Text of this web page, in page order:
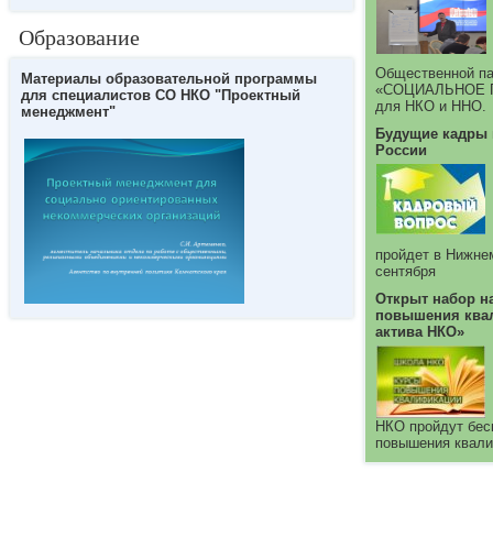
Образование
Материалы образовательной программы
для специалистов СО НКО "Проектный
менеджмент"
Общественной
«СОЦИАЛЬНОЕ
для НКО и ННО.
Будущие кадры
России
пройдет в
сентября
Открыт набор
повышения
актива НКО»
НКО пройдут
повышения